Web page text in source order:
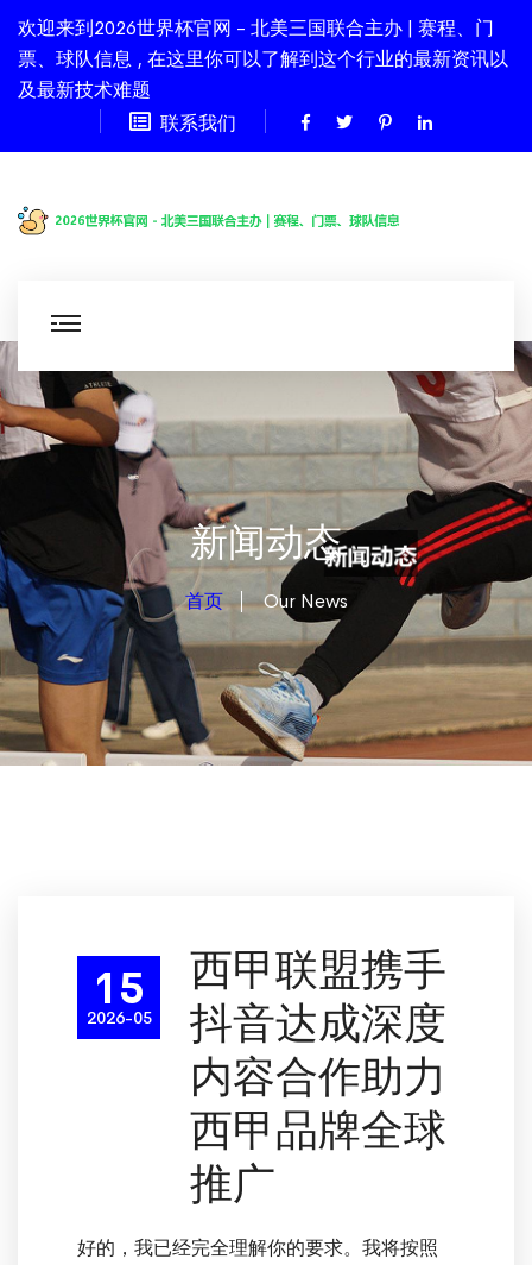
欢迎来到2026世界杯官网 - 北美三国联合主办 | 赛程、门
票、球队信息 , 在这里你可以了解到这个行业的最新资讯以
及最新技术难题
联系我们
新闻动态
首页 Our News
15
2026-05
西甲联盟携手
抖音达成深度
内容合作助力
西甲品牌全球
推广
好的，我已经完全理解你的要求。我将按照